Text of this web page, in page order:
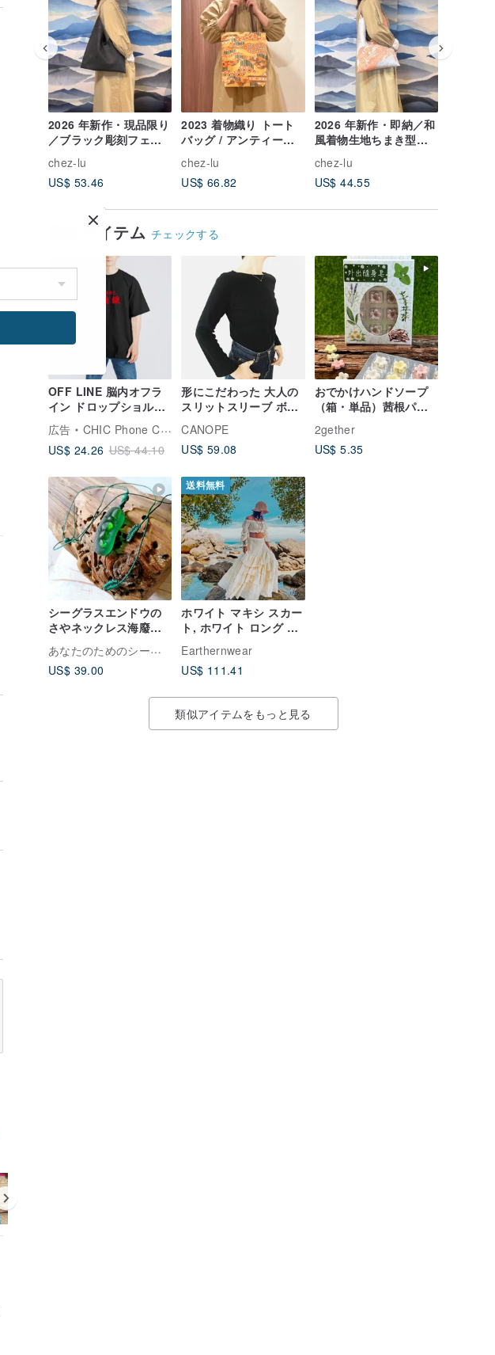
2026 年新作・現品限り
／ブラック彫刻フェイ
クレザーちまき型ショ
ルダーバッグ
chez-lu
US$ 53.46
2023 着物織り トート
バッグ / アンティーク
着物ゴールド波織り
chez-lu
US$ 66.82
2026 年新作・即納／和
風着物生地ちまき型シ
ョルダーバッグ／銀橘
牡丹
chez-lu
US$ 44.55
類似アイテム チェックする
OFF LINE 脳内オフラ
イン ドロップショルダ
ー ワイドTシャツ 綿
100% 吸湿速乾 黒T
広告
CHIC Phone Case
US$ 24.26 US$ 44.10
形にこだわった 大人の
スリットスリーブ ボー
トネックTシャツ【サイ
ズ・色展開有り】
CANOPE
US$ 59.08
おでかけハンドソープ
（箱・単品）茜根パウ
ダー＋オレンジ精油 天
然ハーブの香り マイル
ド
2gether
US$ 5.35
シーグラスエンドウの
さやネックレス海廢飾
り品彼女へのプレゼン
トかわいい誕生日プレ
ゼント女朋友禮物姊妹
あなたのためのシーグラス
US$ 39.00
送料無料
ホワイト マキシ スカー
ト, ホワイト ロング ス
カート, ボヘミアン マ
キシ スカート, ボヘミ
アン マキシ スカート,
ート, ボヘ
Earthernwear
US$ 111.41
類似アイテムをもっと見る